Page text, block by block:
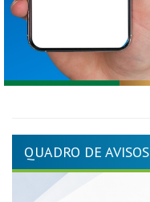
QUADRO DE AVISOS